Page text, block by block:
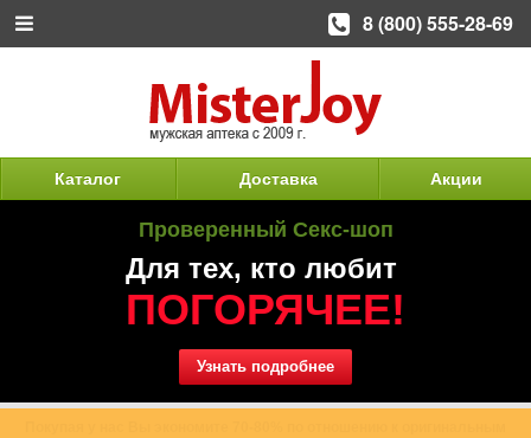
Каталог Доставка Акции
Проверенный Секс-шоп
Для тех, кто любит
ПОГОРЯЧЕЕ!
Узнать подробнее
8 (800) 555-28-69